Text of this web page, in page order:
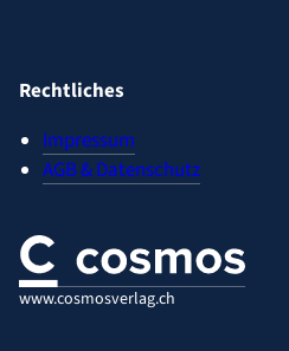
Rechtliches
Impressum
AGB & Datenschutz
www.cosmosverlag.ch